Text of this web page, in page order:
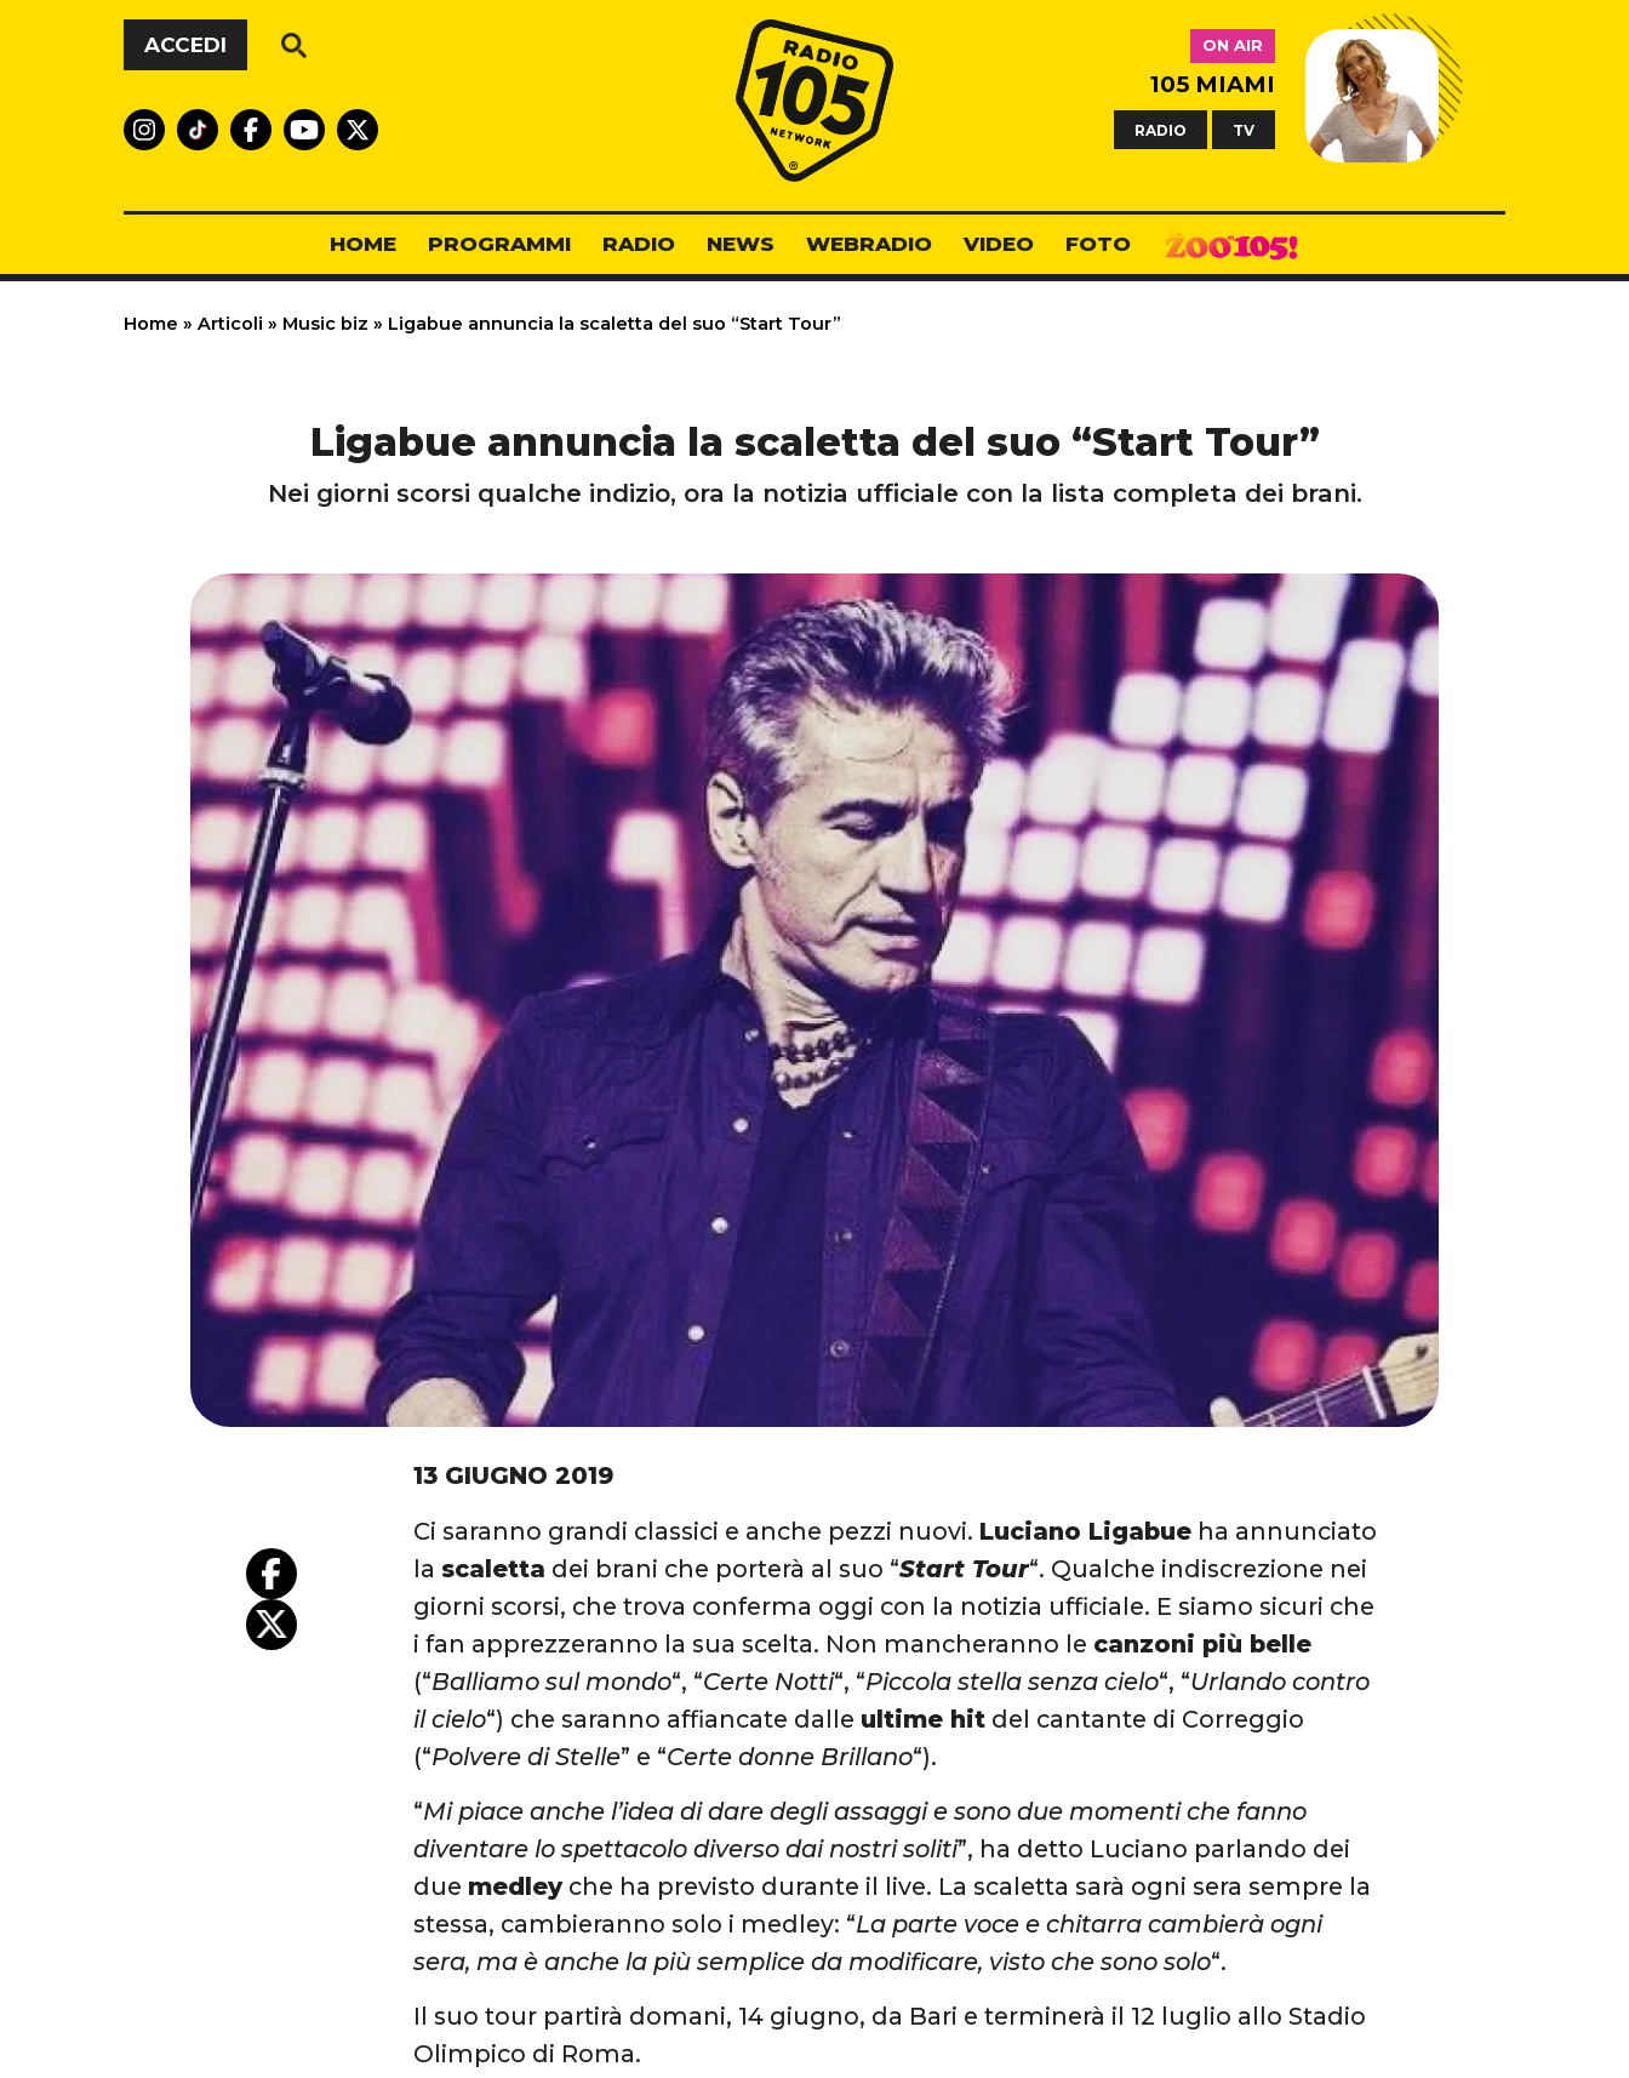
Vai al contenuto
ACCEDI
Radio 105
ON AIR
105 MIAMI
RADIO TV
HOME PROGRAMMI RADIO NEWS WEBRADIO VIDEO FOTO
Home » Articoli » Music biz » Ligabue annuncia la scaletta del suo “Start Tour”
Ligabue annuncia la scaletta del suo “Start Tour”
Nei giorni scorsi qualche indizio, ora la notizia ufficiale con la lista completa dei brani.
13 GIUGNO 2019
Ci saranno grandi classici e anche pezzi nuovi. Luciano Ligabue ha annunciato
la scaletta dei brani che porterà al suo “Start Tour“. Qualche indiscrezione nei
giorni scorsi, che trova conferma oggi con la notizia ufficiale. E siamo sicuri che
i fan apprezzeranno la sua scelta. Non mancheranno le canzoni più belle
(“Balliamo sul mondo“, “Certe Notti“, “Piccola stella senza cielo“, “Urlando contro
il cielo“) che saranno affiancate dalle ultime hit del cantante di Correggio
(“Polvere di Stelle” e “Certe donne Brillano“).
“Mi piace anche l’idea di dare degli assaggi e sono due momenti che fanno
diventare lo spettacolo diverso dai nostri soliti”, ha detto Luciano parlando dei
due medleyche ha previsto durante il live. La scaletta sarà ogni sera sempre la
stessa, cambieranno solo i medley: “La parte voce e chitarra cambierà ogni
sera, ma è anche la più semplice da modificare, visto che sono solo“.
Il suo tour partirà domani, 14 giugno, da Bari e terminerà il 12 luglio allo Stadio
Olimpico di Roma.